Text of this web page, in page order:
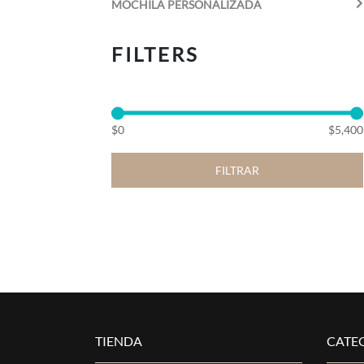
MOCHILA PERSONALIZADA
FILTERS
$0 $5,400
FILTRAR
TIENDA